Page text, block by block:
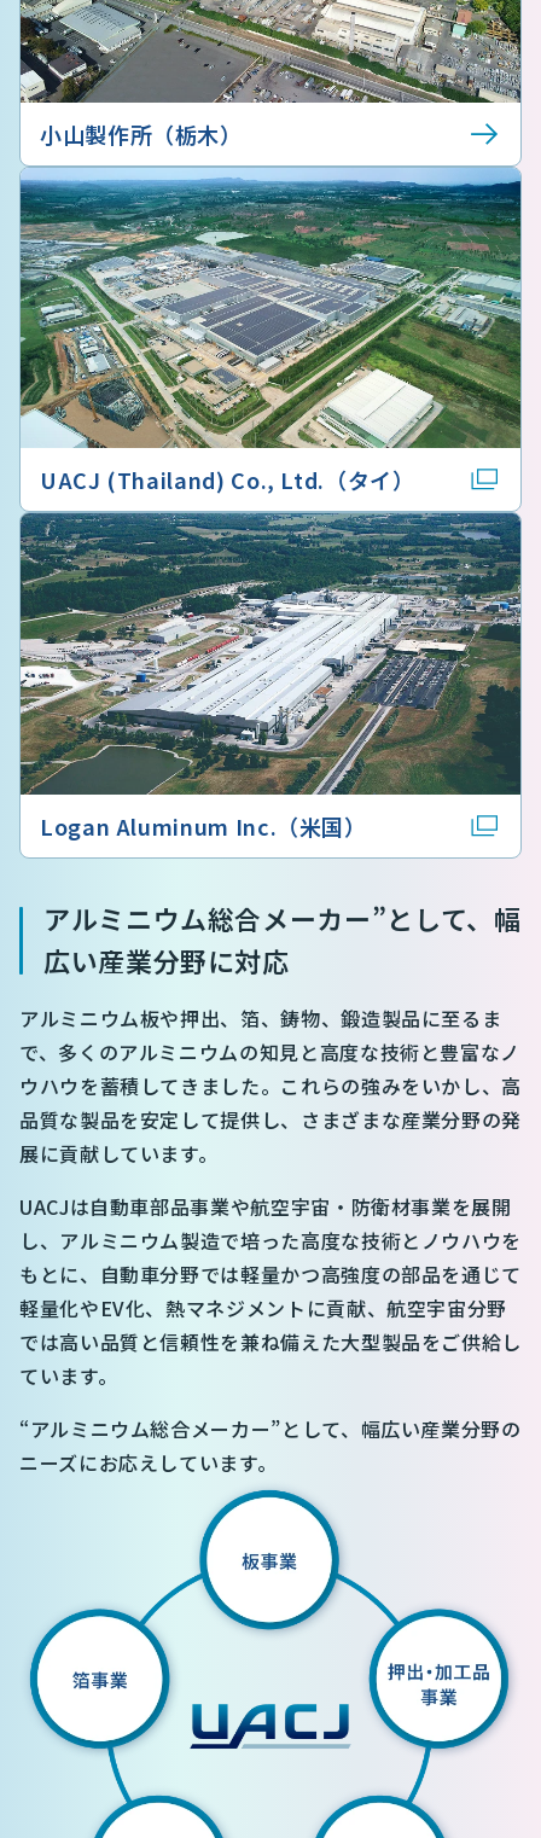
小山製作所（栃木）
UACJ (Thailand) Co., Ltd.（タイ）
Logan Aluminum Inc.（米国）
アルミニウム総合メーカー”として、幅
広い産業分野に対応
アルミニウム板や押出、箔、鋳物、鍛造製品に至るま
で、多くのアルミニウムの知見と高度な技術と豊富なノ
ウハウを蓄積してきました。これらの強みをいかし、高
品質な製品を安定して提供し、さまざまな産業分野の発
展に貢献しています。
UACJは自動車部品事業や航空宇宙・防衛材事業を展開
し、アルミニウム製造で培った高度な技術とノウハウを
もとに、自動車分野では軽量かつ高強度の部品を通じて
軽量化やEV化、熱マネジメントに貢献、航空宇宙分野
では高い品質と信頼性を兼ね備えた大型製品をご供給し
ています。
“アルミニウム総合メーカー”として、幅広い産業分野の
ニーズにお応えしています。